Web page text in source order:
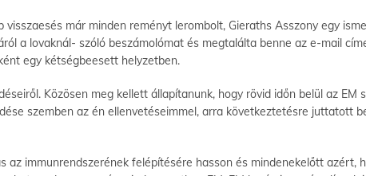
már minden reményt lerombolt, Gieraths Asszony egy
a lovaknál- szóló beszámolómat és megtalálta benne az e-mail
egy kétségbeesett helyzetben.
Közösen meg kellett állapítanunk, hogy rövid időn belül az EM
szemben az én ellenvetéseimmel, arra következtetésre juttatott
immunrendszerének felépítésére hasson és mindenekelőtt azért,